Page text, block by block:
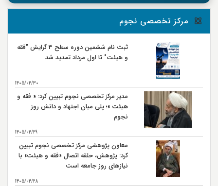
9 جنگ نهروان سال 38 هـ ق
14
شهادت محمد بن ابي بكر كارگزار حضرت امام علي (ع) در
مصر سال 38 هـ ق
17
شهادت حضرت امام علي بن موسی الرضا (ع) سال 203 هـ
ق بنا به روايتي
20
اربعين حسيني و ورود كاروان اهل بيت امام حسين (ع) به
28 رحلت حضرت رسول اكرم (ص)سال 11 هـ ق
28
روایتی
مرکز تخصصی نجوم
ثبت نام ششمین دوره سطح 3 گرایش "فقه
و هیئت" تا اول مرداد تمدید شد
1405/04/30
مدیر مرکز تخصصی نجوم تبیین کرد: « فقه و
هیئت »؛ پلی میان اجتهاد و دانش روز
نجوم
1405/04/29
معاون پژوهشی مرکز تخصصی نجوم تبیین
کرد: پژوهش، حلقه اتصال «فقه و هیئت» با
نیازهای روز جامعه است
1405/04/28